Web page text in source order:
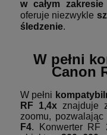
w całym
oferuje niezwykle
śledzenie.
W pełni
Canon
W pełni
RF 1,4x znajduje
zoomu,
F4. Konwerter RF